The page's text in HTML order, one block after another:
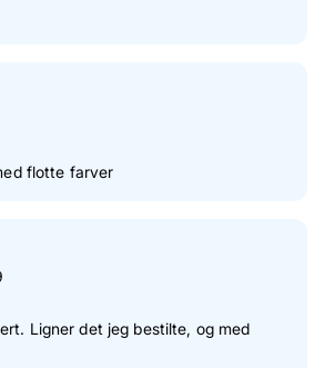
flotte farver
Ligner det jeg bestilte, og med